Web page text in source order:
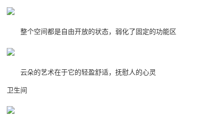
整个空间都是自由开放的状态，弱化了固定的功能区
云朵的艺术在于它的轻盈舒适，抚慰人的心灵
卫生间